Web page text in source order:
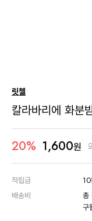
릿첼
칼라바리에 화분
20% 1,600원
적립금
배송비
총
구